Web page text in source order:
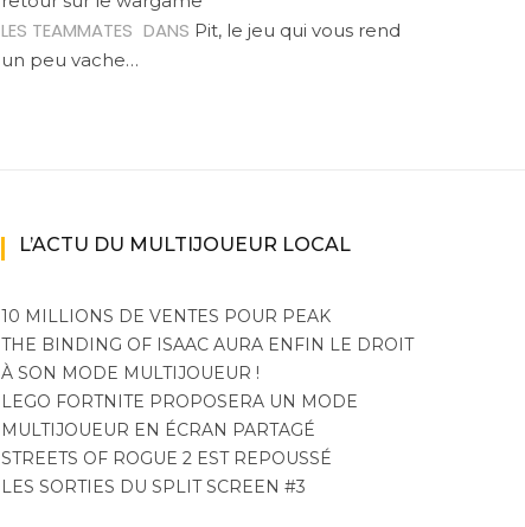
LES TEAMMATES DANS Pit, le jeu qui vous rend
un peu vache…
L’ACTU DU MULTIJOUEUR LOCAL
10 MILLIONS DE VENTES POUR PEAK
THE BINDING OF ISAAC AURA ENFIN LE DROIT
À SON MODE MULTIJOUEUR !
LEGO FORTNITE PROPOSERA UN MODE
MULTIJOUEUR EN ÉCRAN PARTAGÉ
STREETS OF ROGUE 2 EST REPOUSSÉ
LES SORTIES DU SPLIT SCREEN #3